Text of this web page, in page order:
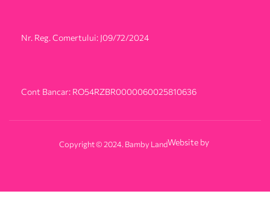
Nr. Reg. Comertului: J09/72/2024
Cont Bancar: RO54RZBR0000060025810636
Copyright © 2024. Bamby LandWebsite by